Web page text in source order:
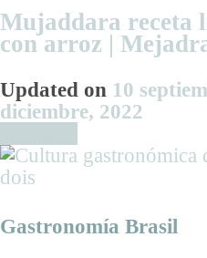
la
Mujaddara receta
con arroz |
Updated on 10
diciembre, 2022
Gastronomía Brasil